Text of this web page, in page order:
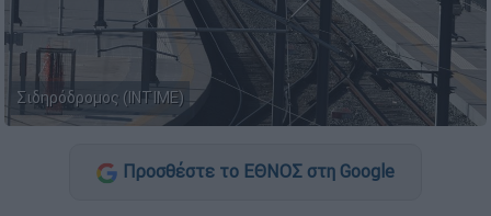
Σιδηρόδρομος (ΙΝΤΙΜΕ)
Προσθέστε το ΕΘΝΟΣ στη Google